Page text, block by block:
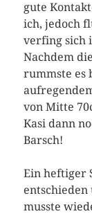
gute
ich, jedoch
verfing sich
Nachdem
rummste es
von Mitte
Kasi dann
Barsch!
Ein heftiger
entschieden
musste